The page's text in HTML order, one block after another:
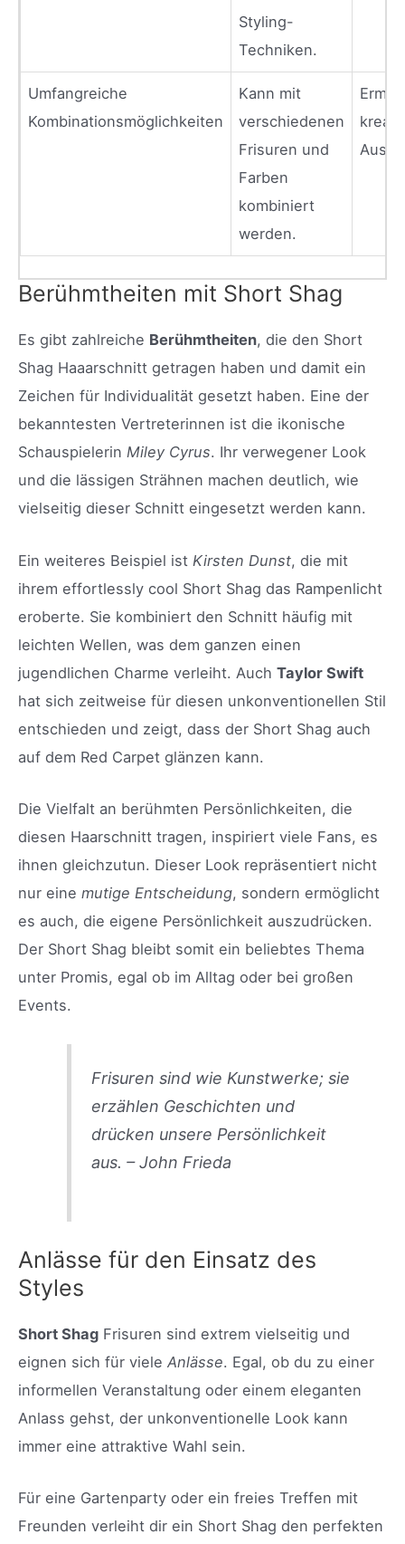
Styling-
Techniken.
Umfangreiche
Kombinationsmöglichkeiten
Kann mit
verschiedenen
Frisuren und
Farben
kombiniert
werden.
Berühmtheiten mit Short Shag
Es gibt zahlreiche Berühmtheiten, die den Short
Shag Haaarschnitt getragen haben und damit ein
Zeichen für Individualität gesetzt haben. Eine der
bekanntesten Vertreterinnen ist die ikonische
Schauspielerin Miley Cyrus. Ihr verwegener Look
und die lässigen Strähnen machen deutlich, wie
vielseitig dieser Schnitt eingesetzt werden kann.
Ein weiteres Beispiel ist Kirsten Dunst, die mit
ihrem effortlessly cool Short Shag das Rampenlicht
eroberte. Sie kombiniert den Schnitt häufig mit
leichten Wellen, was dem ganzen einen
jugendlichen Charme verleiht. Auch Taylor Swift
hat sich zeitweise für diesen unkonventionellen Stil
entschieden und zeigt, dass der Short Shag auch
auf dem Red Carpet glänzen kann.
Die Vielfalt an berühmten Persönlichkeiten, die
diesen Haarschnitt tragen, inspiriert viele Fans, es
ihnen gleichzutun. Dieser Look repräsentiert nicht
nur eine mutige Entscheidung, sondern ermöglicht
es auch, die eigene Persönlichkeit auszudrücken.
Der Short Shag bleibt somit ein beliebtes Thema
unter Promis, egal ob im Alltag oder bei großen
Events.
Frisuren sind wie Kunstwerke; sie
erzählen Geschichten und
drücken unsere Persönlichkeit
aus. – John Frieda
Anlässe für den Einsatz des
Styles
Short Shag Frisuren sind extrem vielseitig und
eignen sich für viele Anlässe. Egal, ob du zu einer
informellen Veranstaltung oder einem eleganten
Anlass gehst, der unkonventionelle Look kann
immer eine attraktive Wahl sein.
Für eine Gartenparty oder ein freies Treffen mit
Freunden verleiht dir ein Short Shag den perfekten